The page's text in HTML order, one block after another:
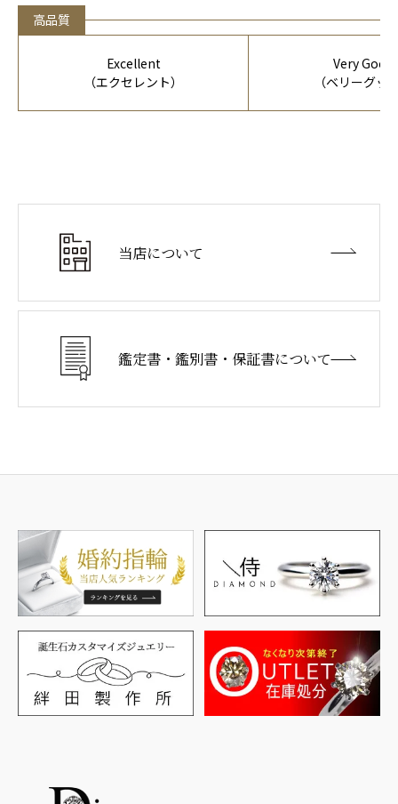
高品質
Excellent
（エクセレント）
Very Good
（ベリーグッ
当店について
鑑定書・鑑別書・ 保証書について